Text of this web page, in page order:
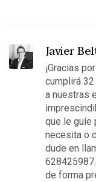
Javier
¡Gracias
cumplirá
a nuestras
que le guíe
necesita o
dude en
de forma